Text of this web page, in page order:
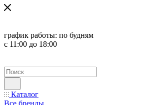
график работы: по будням
с 11:00 до 18:00
Каталог
Все бренды